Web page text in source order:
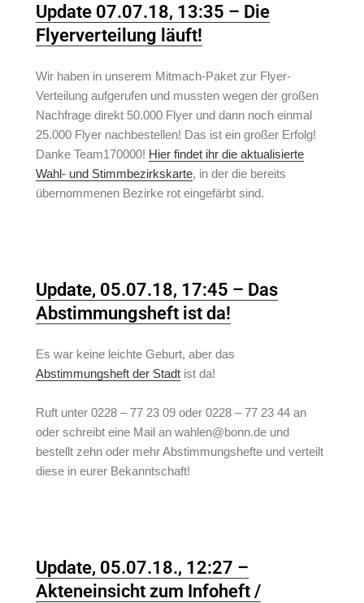
Update 07.07.18, 13:35 – Die
Flyerverteilung läuft!
Wir haben in unserem Mitmach-Paket zur Flyer-
Verteilung aufgerufen und mussten wegen der großen
Nachfrage direkt 50.000 Flyer und dann noch einmal
25.000 Flyer nachbestellen! Das ist ein großer Erfolg!
Danke Team170000! Hier findet ihr die aktualisierte
Wahl- und Stimmbezirkskarte, in der die bereits
übernommenen Bezirke rot eingefärbt sind.
Update, 05.07.18, 17:45 – Das
Abstimmungsheft ist da!
Es war keine leichte Geburt, aber das
Abstimmungsheft der Stadt ist da!
Ruft unter 0228 – 77 23 09 oder 0228 – 77 23 44 an
oder schreibt eine Mail an wahlen@bonn.de und
bestellt zehn oder mehr Abstimmungshefte und verteilt
diese in eurer Bekanntschaft!
Update, 05.07.18., 12:27 –
Akteneinsicht zum Infoheft /